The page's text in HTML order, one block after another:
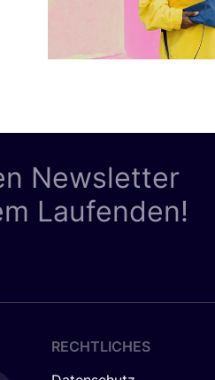
Newsletter
Laufenden!
RECHTLICHES